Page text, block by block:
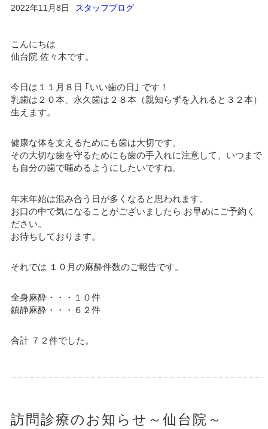
2022年11月8日 スタッフブログ
こんにちは
仙台院 佐々木です。
今日は１１月８日 ｢いい歯の日｣ です！
乳歯は２０本、永久歯は２８本（親知らずを入れると３２本）
生えます。
健康な体を支えるためにも歯は大切です。
その大切な歯を守るためにも歯の手入れに注意して、いつまで
も自分の歯で噛めるようにしたいですね。
年末年始は混み合う日が多くなると思われます。
お口の中で気になることがございましたら お早めにご予約く
ださい。
お待ちしております。
それでは １０月の麻酔件数のご報告です。
全身麻酔・・・１０件
鎮静麻酔・・・６２件
合計 ７２件でした。
訪問診療のお知らせ～仙台院～